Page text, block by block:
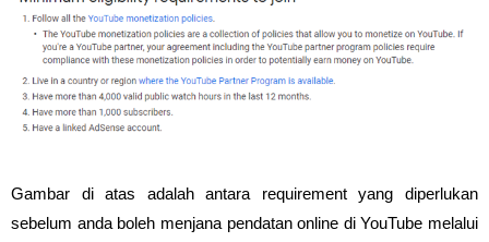
Gambar di atas adalah antara requirement yang diperlukan
sebelum anda boleh menjana pendatan online di YouTube melalui